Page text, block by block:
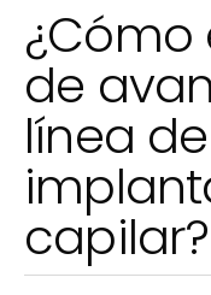
¿Cómo
de
línea de
capilar?